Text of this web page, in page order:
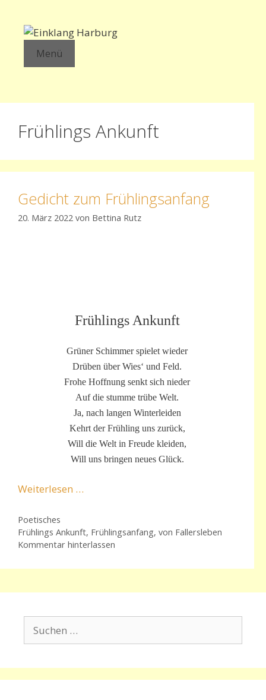
Inhalt
springen
Menü
Frühlings Ankunft
Gedicht zum Frühlingsanfang
20. März 2022 von Bettina Rutz
Frühlings Ankunft
Grüner Schimmer spielet wieder
Drüben über Wies‘ und Feld.
Frohe Hoffnung senkt sich nieder
Auf die stumme trübe Welt.
Ja, nach langen Winterleiden
Kehrt der Frühling uns zurück,
Will die Welt in Freude kleiden,
Will uns bringen neues Glück.
Weiterlesen …
Kategorien
Poetisches
Schlagwörter
Frühlings Ankunft, Frühlingsanfang, von Fallersleben
Kommentar hinterlassen
nach: